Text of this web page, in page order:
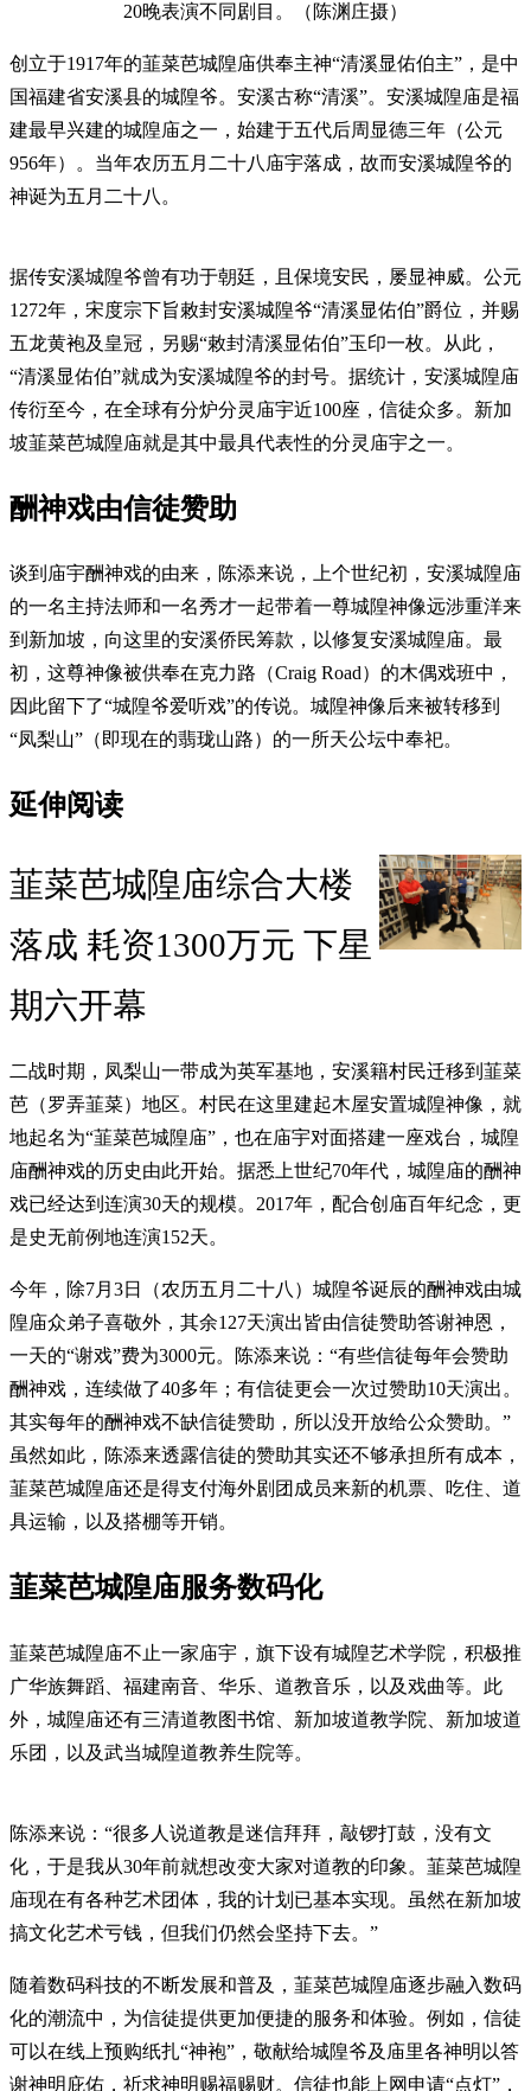
20晚表演不同剧目。（陈渊庄摄）
创立于1917年的韮菜芭城隍庙供奉主神“清溪显佑伯主”，是中
国福建省安溪县的城隍爷。安溪古称“清溪”。安溪城隍庙是福
建最早兴建的城隍庙之一，始建于五代后周显德三年（公元
956年）。当年农历五月二十八庙宇落成，故而安溪城隍爷的
神诞为五月二十八。
据传安溪城隍爷曾有功于朝廷，且保境安民，屡显神威。公元
1272年，宋度宗下旨敕封安溪城隍爷“清溪显佑伯”爵位，并赐
五龙黄袍及皇冠，另赐“敕封清溪显佑伯”玉印一枚。从此，
“清溪显佑伯”就成为安溪城隍爷的封号。据统计，安溪城隍庙
传衍至今，在全球有分炉分灵庙宇近100座，信徒众多。新加
坡韮菜芭城隍庙就是其中最具代表性的分灵庙宇之一。
酬神戏由信徒赞助
谈到庙宇酬神戏的由来，陈添来说，上个世纪初，安溪城隍庙
的一名主持法师和一名秀才一起带着一尊城隍神像远涉重洋来
到新加坡，向这里的安溪侨民筹款，以修复安溪城隍庙。最
初，这尊神像被供奉在克力路（Craig Road）的木偶戏班中，
因此留下了“城隍爷爱听戏”的传说。城隍神像后来被转移到
“凤梨山”（即现在的翡珑山路）的一所天公坛中奉祀。
延伸阅读
韮菜芭城隍庙综合大楼
落成 耗资1300万元 下星
期六开幕
二战时期，凤梨山一带成为英军基地，安溪籍村民迁移到韮菜
芭（罗弄韮菜）地区。村民在这里建起木屋安置城隍神像，就
地起名为“韮菜芭城隍庙”，也在庙宇对面搭建一座戏台，城隍
庙酬神戏的历史由此开始。据悉上世纪70年代，城隍庙的酬神
戏已经达到连演30天的规模。2017年，配合创庙百年纪念，更
是史无前例地连演152天。
今年，除7月3日（农历五月二十八）城隍爷诞辰的酬神戏由城
隍庙众弟子喜敬外，其余127天演出皆由信徒赞助答谢神恩，
一天的“谢戏”费为3000元。陈添来说：“有些信徒每年会赞助
酬神戏，连续做了40多年；有信徒更会一次过赞助10天演出。
其实每年的酬神戏不缺信徒赞助，所以没开放给公众赞助。”
虽然如此，陈添来透露信徒的赞助其实还不够承担所有成本，
韮菜芭城隍庙还是得支付海外剧团成员来新的机票、吃住、道
具运输，以及搭棚等开销。
韮菜芭城隍庙服务数码化
韮菜芭城隍庙不止一家庙宇，旗下设有城隍艺术学院，积极推
广华族舞蹈、福建南音、华乐、道教音乐，以及戏曲等。此
外，城隍庙还有三清道教图书馆、新加坡道教学院、新加坡道
乐团，以及武当城隍道教养生院等。
陈添来说：“很多人说道教是迷信拜拜，敲锣打鼓，没有文
化，于是我从30年前就想改变大家对道教的印象。韮菜芭城隍
庙现在有各种艺术团体，我的计划已基本实现。虽然在新加坡
搞文化艺术亏钱，但我们仍然会坚持下去。”
随着数码科技的不断发展和普及，韮菜芭城隍庙逐步融入数码
化的潮流中，为信徒提供更加便捷的服务和体验。例如，信徒
可以在线上预购纸扎“神袍”，敬献给城隍爷及庙里各神明以答
谢神明庇佑，祈求神明赐福赐财。信徒也能上网申请“点灯”，